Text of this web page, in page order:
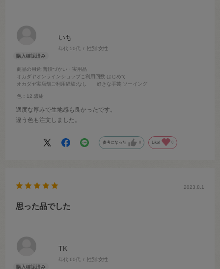
いち
年代:50代 性別:女性
商品の用途:普段づかい・実用品
オカダヤオンラインショップご利用回数:はじめて
オカダヤ実店舗ご利用経験:なし 好きな手芸:ソーイング
色：12.濃紺
適度な厚みで生地感も良かったです。
違う色も注文しました。
参考になった 0 Like! 0
TK
年代:60代 性別:女性
2023.8.1
思った品でした